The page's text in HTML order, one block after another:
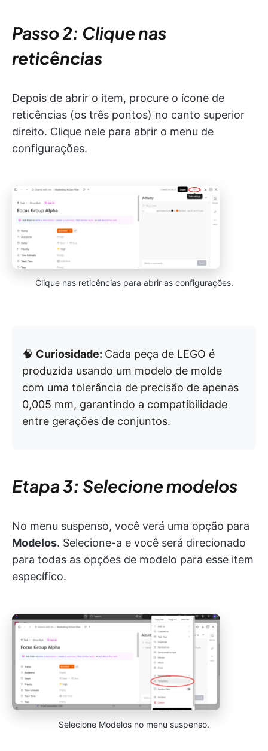
Passo 2: Clique nas
reticências
Depois de abrir o item, procure o ícone de
reticências (os três pontos) no canto superior
direito. Clique nele para abrir o menu de
configurações.
Clique nas reticências para abrir as configurações.
🧠 Curiosidade: Cada peça de LEGO é
produzida usando um modelo de molde
com uma tolerância de precisão de apenas
0,005 mm, garantindo a compatibilidade
entre gerações de conjuntos.
Etapa 3: Selecione modelos
No menu suspenso, você verá uma opção para
Modelos. Selecione-a e você será direcionado
para todas as opções de modelo para esse item
específico.
Selecione Modelos no menu suspenso.